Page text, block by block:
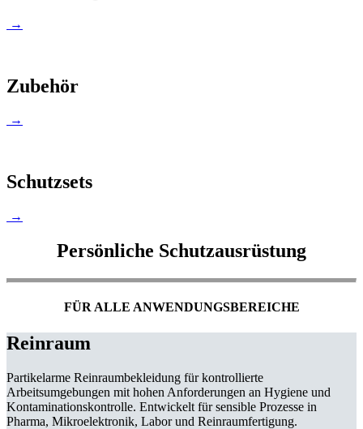
→
Zubehör
→
Schutzsets
→
Persönliche Schutzausrüstung
FÜR ALLE ANWENDUNGSBEREICHE
Reinraum
Partikelarme Reinraumbekleidung für kontrollierte
Arbeitsumgebungen mit hohen Anforderungen an Hygiene und
Kontaminationskontrolle. Entwickelt für sensible Prozesse in
Pharma, Mikroelektronik, Labor und Reinraumfertigung.